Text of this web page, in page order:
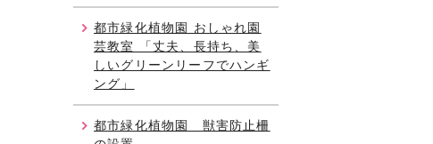
都市緑化植物園 おしゃれ園
芸教室 「丈夫、長持ち、美
しいグリーンリーフでハンギ
ング」
都市緑化植物園 獣害防止柵